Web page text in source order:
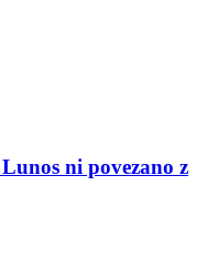
ni povezano z